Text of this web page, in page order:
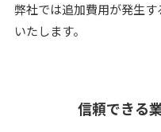
弊社では追加費用が発生
いたします。
信頼できる